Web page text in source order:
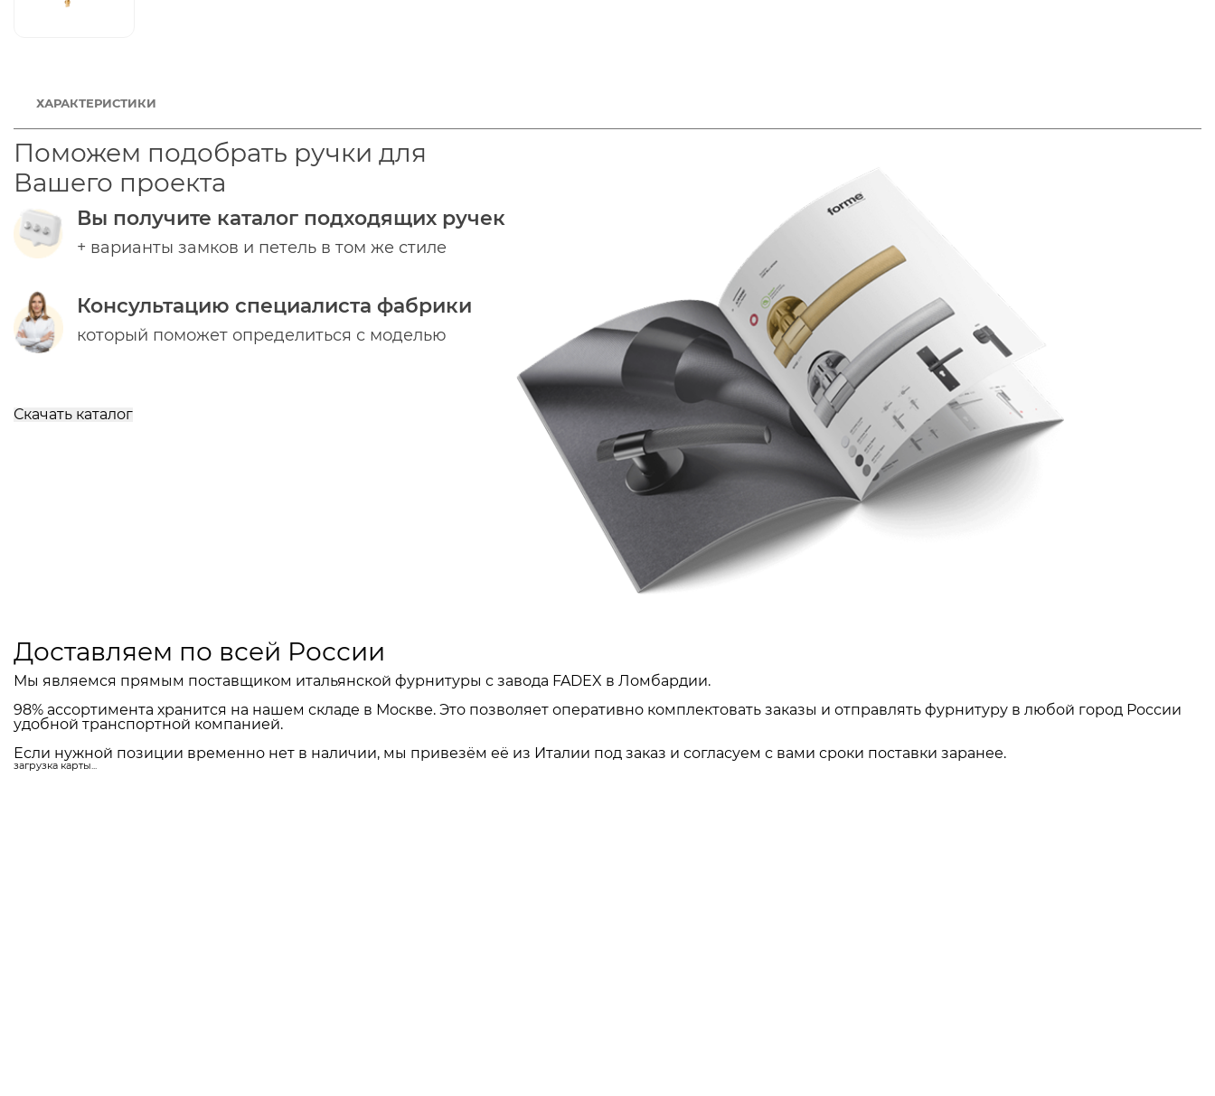
ХАРАКТЕРИСТИКИ
Поможем подобрать ручки для
Вашего проекта
Вы получите каталог подходящих ручек
+ варианты замков и петель в том же стиле
Консультацию специалиста фабрики
который поможет определиться с моделью
Скачать каталог
Доставляем по всей России
Мы являемся прямым поставщиком итальянской фурнитуры с завода FADEX в Ломбардии.
98% ассортимента хранится на нашем складе в Москве. Это позволяет оперативно комплектовать заказы и отправлять фурнитуру в любой город России
удобной транспортной компанией.
Если нужной позиции временно нет в наличии, мы привезём её из Италии под заказ и согласуем с вами сроки поставки заранее.
загрузка карты...